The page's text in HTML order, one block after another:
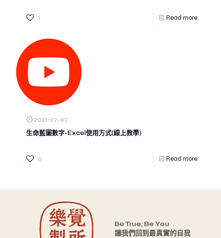
1 Read more
2021-07-07
生命藍圖數字-Excel使用方式(線上教學)
0 Read more
Be True, Be You
讓我們回到最真實的自我